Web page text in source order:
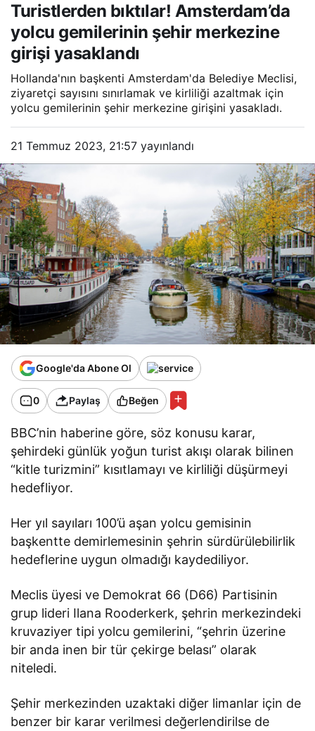
gemilerinin şehir merkezine
girişi yasaklandı
Turistlerden bıktılar! Amsterdam’da
yolcu gemilerinin şehir merkezine
girişi yasaklandı
Hollanda'nın başkenti Amsterdam'da Belediye Meclisi,
ziyaretçi sayısını sınırlamak ve kirliliği azaltmak için
yolcu gemilerinin şehir merkezine girişini yasakladı.
21 Temmuz 2023, 21:57 yayınlandı
Google'da Abone Ol
0 Paylaş Beğen
BBC’nin haberine göre, söz konusu karar,
şehirdeki günlük yoğun turist akışı olarak bilinen
“kitle turizmini” kısıtlamayı ve kirliliği düşürmeyi
hedefliyor.
Her yıl sayıları 100’ü aşan yolcu gemisinin
başkentte demirlemesinin şehrin sürdürülebilirlik
hedeflerine uygun olmadığı kaydediliyor.
Meclis üyesi ve Demokrat 66 (D66) Partisinin
grup lideri Ilana Rooderkerk, şehrin merkezindeki
kruvaziyer tipi yolcu gemilerini, “şehrin üzerine
bir anda inen bir tür çekirge belası” olarak
niteledi.
Şehir merkezinden uzaktaki diğer limanlar için de
benzer bir karar verilmesi değerlendirilse de